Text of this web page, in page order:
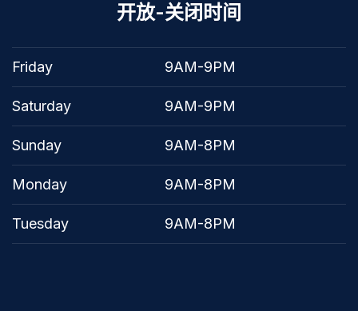
开放-关闭时间
Friday 9AM-9PM
Saturday 9AM-9PM
Sunday 9AM-8PM
Monday 9AM-8PM
Tuesday 9AM-8PM